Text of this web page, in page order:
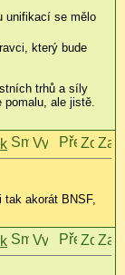
unifikací se mělo
který bude
trhů a síly
ale jistě.
akorát BNSF,